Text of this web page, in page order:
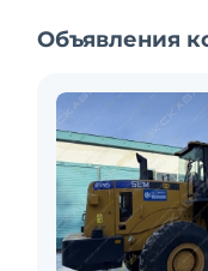
Объявления